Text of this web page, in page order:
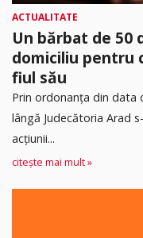
ACTUALITATE
Un bărbat de 50
domiciliu pentru
fiul său
Prin ordonanța din data
lângă Judecătoria Arad
acţiunii...
citește mai mult »